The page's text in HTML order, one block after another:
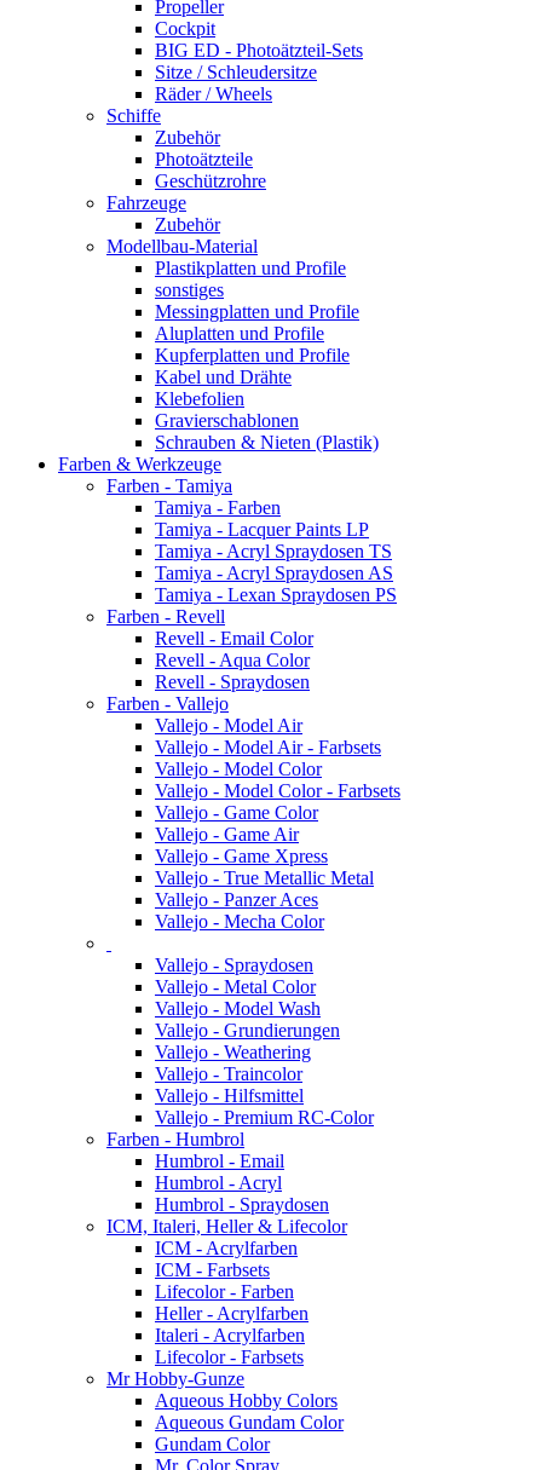
Propeller
Cockpit
BIG ED - Photoätzteil-Sets
Sitze / Schleudersitze
Räder / Wheels
Schiffe
Zubehör
Photoätzteile
Geschützrohre
Fahrzeuge
Zubehör
Modellbau-Material
Plastikplatten und Profile
sonstiges
Messingplatten und Profile
Aluplatten und Profile
Kupferplatten und Profile
Kabel und Drähte
Klebefolien
Gravierschablonen
Schrauben & Nieten (Plastik)
Farben & Werkzeuge
Farben - Tamiya
Tamiya - Farben
Tamiya - Lacquer Paints LP
Tamiya - Acryl Spraydosen TS
Tamiya - Acryl Spraydosen AS
Tamiya - Lexan Spraydosen PS
Farben - Revell
Revell - Email Color
Revell - Aqua Color
Revell - Spraydosen
Farben - Vallejo
Vallejo - Model Air
Vallejo - Model Air - Farbsets
Vallejo - Model Color
Vallejo - Model Color - Farbsets
Vallejo - Game Color
Vallejo - Game Air
Vallejo - Game Xpress
Vallejo - True Metallic Metal
Vallejo - Panzer Aces
Vallejo - Mecha Color
Vallejo - Spraydosen
Vallejo - Metal Color
Vallejo - Model Wash
Vallejo - Grundierungen
Vallejo - Weathering
Vallejo - Traincolor
Vallejo - Hilfsmittel
Vallejo - Premium RC-Color
Farben - Humbrol
Humbrol - Email
Humbrol - Acryl
Humbrol - Spraydosen
ICM, Italeri, Heller & Lifecolor
ICM - Acrylfarben
ICM - Farbsets
Lifecolor - Farben
Heller - Acrylfarben
Italeri - Acrylfarben
Lifecolor - Farbsets
Mr Hobby-Gunze
Aqueous Hobby Colors
Aqueous Gundam Color
Gundam Color
Mr. Color Spray